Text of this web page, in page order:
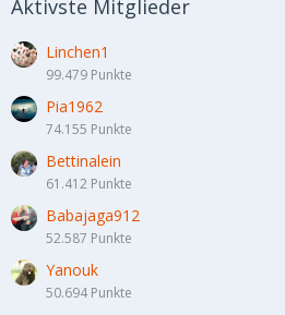
Aktivste Mitglieder
Linchen1
99.479 Punkte
Pia1962
74.155 Punkte
Bettinalein
61.412 Punkte
Babajaga912
52.587 Punkte
Yanouk
50.694 Punkte